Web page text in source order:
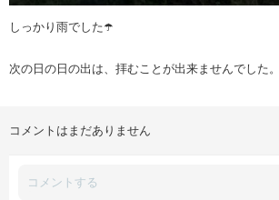
しっかり雨でした☂️
次の日の日の出は、拝むことが出来ませんでした。
コメントはまだありません